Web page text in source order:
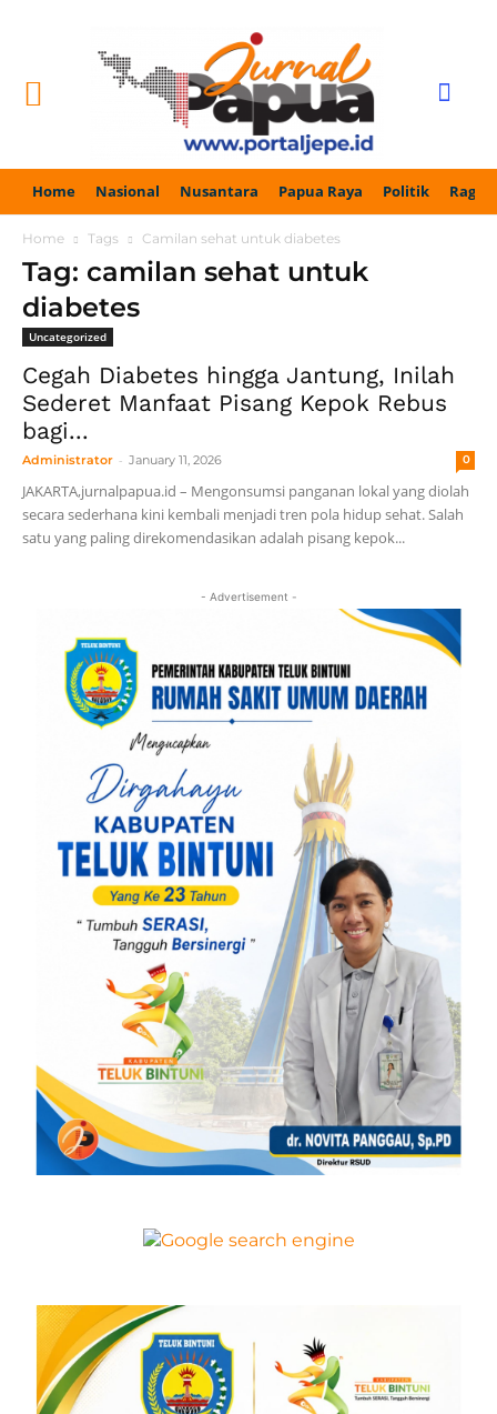
Home Nasional Nusantara Papua Raya Politik
Home Tags Camilan sehat untuk diabetes
Tag: camilan sehat untuk
diabetes
Uncategorized
Cegah Diabetes hingga Jantung, Inilah
Sederet Manfaat Pisang Kepok Rebus
bagi...
Administrator - January 11, 2026 0
JAKARTA,jurnalpapua.id – Mengonsumsi panganan lokal yang diolah
secara sederhana kini kembali menjadi tren pola hidup sehat. Salah
satu yang paling direkomendasikan adalah pisang kepok...
- Advertisement -